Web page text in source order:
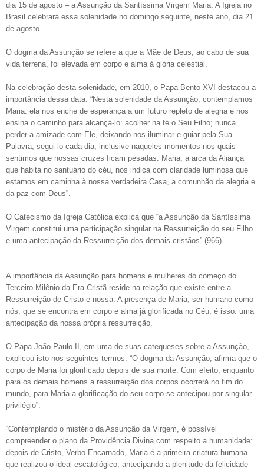
dia 15 de agosto – a Assunção da Santíssima Virgem Maria. A Igreja no
Brasil celebrará essa solenidade no domingo seguinte, neste ano, dia 21
de agosto.
O dogma da Assunção se refere a que a Mãe de Deus, ao cabo de sua
vida terrena, foi elevada em corpo e alma à glória celestial.
Na celebração desta solenidade, em 2010, o Papa Bento XVI destacou a
importância dessa data. “Nesta solenidade da Assunção, contemplamos
Maria: ela nos enche de esperança a um futuro repleto de alegria e nos
ensina o caminho para alcançá-lo: acolher na fé o Seu Filho; nunca
perder a amizade com Ele, deixando-nos iluminar e guiar pela Sua
Palavra; segui-lo cada dia, inclusive naqueles momentos nos quais
sentimos que nossas cruzes ficam pesadas. Maria, a arca da Aliança
que habita no santuário do céu, nos indica com claridade luminosa que
estamos em caminha à nossa verdadeira Casa, a comunhão da alegria e
da paz com Deus”.
O Catecismo da Igreja Católica explica que “a Assunção da Santíssima
Virgem constitui uma participação singular na Ressurreição do seu Filho
e uma antecipação da Ressurreição dos demais cristãos” (966).
A importância da Assunção para homens e mulheres do começo do
Terceiro Milênio da Era Cristã reside na relação que existe entre a
Ressurreição de Cristo e nossa. A presença de Maria, ser humano como
nós, que se encontra em corpo e alma já glorificada no Céu, é isso: uma
antecipação da nossa própria ressurreição.
O Papa João Paulo II, em uma de suas catequeses sobre a Assunção,
explicou isto nos seguintes termos: “O dogma da Assunção, afirma que o
corpo de Maria foi glorificado depois de sua morte. Com efeito, enquanto
para os demais homens a ressurreição dos corpos ocorrerá no fim do
mundo, para Maria a glorificação do seu corpo se antecipou por singular
privilégio”.
“Contemplando o mistério da Assunção da Virgem, é possível
compreender o plano da Providência Divina com respeito a humanidade:
depois de Cristo, Verbo Encarnado, Maria é a primeira criatura humana
que realizou o ideal escatológico, antecipando a plenitude da felicidade